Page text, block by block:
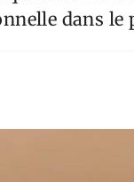
dans le